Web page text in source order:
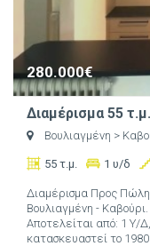
280.000€
Διαμέρισμα 55 τ.μ.
Βουλιαγμένη >
55 τ.μ. 1 υ/δ
Διαμέρισμα Προς
Βουλιαγμένη - Καβούρι.
Αποτελείται από: 1 Υ/
κατασκευαστεί το 1980